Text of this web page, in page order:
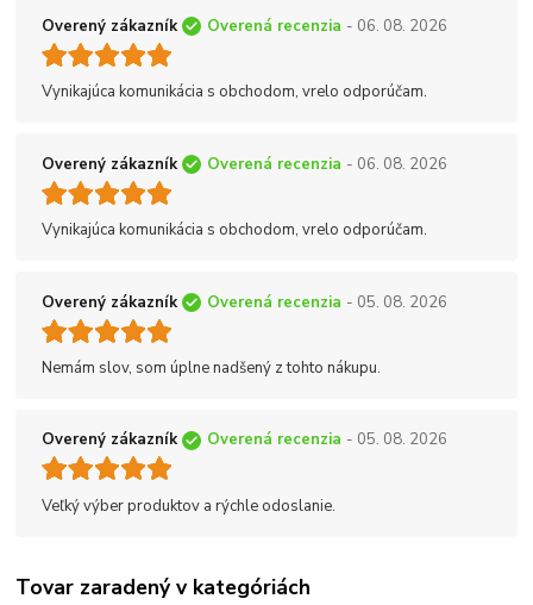
Overený zákazník Overená recenzia - 06. 08. 2026
Vynikajúca komunikácia s obchodom, vrelo odporúčam.
Overený zákazník Overená recenzia - 06. 08. 2026
Vynikajúca komunikácia s obchodom, vrelo odporúčam.
Overený zákazník Overená recenzia - 05. 08. 2026
Nemám slov, som úplne nadšený z tohto nákupu.
Overený zákazník Overená recenzia - 05. 08. 2026
Veľký výber produktov a rýchle odoslanie.
Tovar zaradený v kategóriách